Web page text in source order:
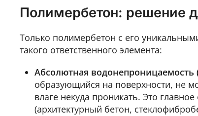
Полимербетон: решение
Только полимербетон с его
такого ответственного элемента:
Абсолютная водонепроницаемость
образующийся на поверхности, не
влаге некуда проникать. Это
(архитектурный бетон,